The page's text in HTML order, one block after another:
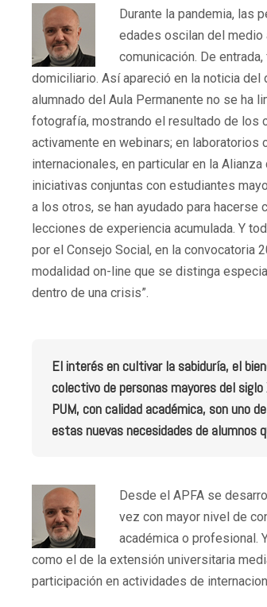
Durante la pandemia, las
edades oscilan del medio
comunicación. De
domiciliario. Así apareció en la noticia del
alumnado del Aula Permanente no se ha
fotografía, mostrando el resultado de los
activamente en webinars; en laboratorios
internacionales, en particular en la
iniciativas conjuntas con estudiantes
a los otros, se han ayudado para hacerse
lecciones de experiencia acumulada. Y
por el Consejo Social, en la convocatoria
modalidad on-line que se distinga
dentro de una crisis”.
El interés en cultivar la sabiduría, el
colectivo de personas mayores del
PUM, con calidad académica, son uno
estas nuevas necesidades de alumnos
Desde el APFA se
vez con mayor nivel de
académica o profesional.
como el de la extensión universitaria
participación en actividades de